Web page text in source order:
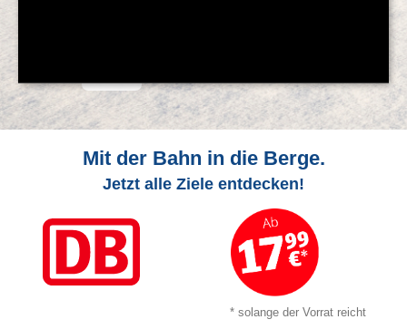
Mit der Bahn in die Berge.
Jetzt alle Ziele entdecken!
* solange der Vorrat reicht